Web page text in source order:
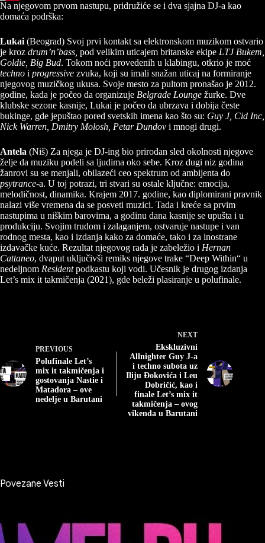
Na njegovom prvom nastupu, pridružiće se i dva sjajna DJ-a kao
domaća podrška:
Lukai (Beograd) Svoj prvi kontakt sa elektronskom muzikom ostvario
je kroz drum’n’bass, pod velikim uticajem britanske ekipe LTJ Bukem,
Goldie, Big Bud. Tokom noći provedenih u klabingu, otkrio je moć
techno i progressive zvuka, koji su imali snažan uticaj na formiranje
njegovog muzičkog ukusa. Svoje mesto za pultom pronašao je 2012.
godine, kada je počeo da organizuje Belgrade Lounge žurke. Dve
klubske sezone kasnije, Lukai je počeo da ubrzava i dobija česte
bukinge, gde jepuštao pored svetskih imena kao što su: Guy J, Cid Inc,
Nick Warren, Dmitry Molosh, Petar Dundov i mnogi drugi.
Antela (Niš) Za njega je DJ-ing bio prirodan sled okolnosti njegove
želje da muziku podeli sa ljudima oko sebe. Kroz dugi niz godina
žanrovi su se menjali, obilazeći ceo spektrum od ambijenta do
psytrance-a. U toj potrazi, tri stvari su ostale ključne: emocija,
melodičnost, dinamika. Krajem 2017. godine, kao diplomirani pravnik
nalazi više vremena da se posveti muzici. Tada i kreće sa prvim
nastupima u niškim barovima, a godinu dana kasnije se upušta i u
produkciju. Svojim trudom i zalaganjem, ostvaruje nastupe i van
rodnog mesta, kao i izdanja kako za domaće, tako i za inostrane
izdavačke kuće. Rezultat njegovog rada je zabeležio i Hernan
Cattaneo, dvaput uključivši remiks njegove trake “Deep Within“ u
nedeljnom Residentpodkastu koji vodi. Učesnik je drugog izdanja
Let’s mix it takmičenja (2021), gde beleži plasiranje u polufinale.
PREVIOUS
Polufinale Let’s
mix it takmičenja i
gostovanja Nastie i
Matadora – ove
nedelje u Barutani
NEXT
Ekskluzivni
Allnighter Guy J-a
i techno subota uz
Iliju Đokovića i Leu
Dobričić, kao i
finale Let’s mix it
takmičenja – ovog
vikenda u Barutani
Povezane Vesti